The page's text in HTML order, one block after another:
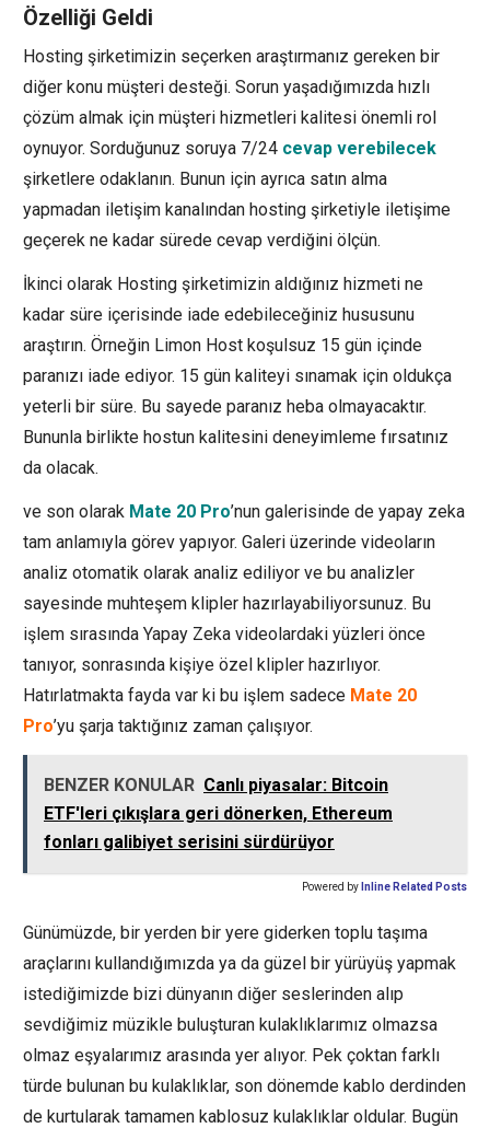
Özelliği Geldi
Hosting şirketimizin seçerken araştırmanız gereken bir
diğer konu müşteri desteği. Sorun yaşadığımızda hızlı
çözüm almak için müşteri hizmetleri kalitesi önemli rol
oynuyor. Sorduğunuz soruya 7/24 cevap verebilecek
şirketlere odaklanın. Bunun için ayrıca satın alma
yapmadan iletişim kanalından hosting şirketiyle iletişime
geçerek ne kadar sürede cevap verdiğini ölçün.
İkinci olarak Hosting şirketimizin aldığınız hizmeti ne
kadar süre içerisinde iade edebileceğiniz hususunu
araştırın. Örneğin Limon Host koşulsuz 15 gün içinde
paranızı iade ediyor. 15 gün kaliteyi sınamak için oldukça
yeterli bir süre. Bu sayede paranız heba olmayacaktır.
Bununla birlikte hostun kalitesini deneyimleme fırsatınız
da olacak.
ve son olarak Mate 20 Pro’nun galerisinde de yapay zeka
tam anlamıyla görev yapıyor. Galeri üzerinde videoların
analiz otomatik olarak analiz ediliyor ve bu analizler
sayesinde muhteşem klipler hazırlayabiliyorsunuz. Bu
işlem sırasında Yapay Zeka videolardaki yüzleri önce
tanıyor, sonrasında kişiye özel klipler hazırlıyor.
Hatırlatmakta fayda var ki bu işlem sadece Mate 20
Pro’yu şarja taktığınız zaman çalışıyor.
BENZER KONULAR Canlı piyasalar: Bitcoin
ETF'leri çıkışlara geri dönerken, Ethereum
fonları galibiyet serisini sürdürüyor
Powered by Inline Related Posts
Günümüzde, bir yerden bir yere giderken toplu taşıma
araçlarını kullandığımızda ya da güzel bir yürüyüş yapmak
istediğimizde bizi dünyanın diğer seslerinden alıp
sevdiğimiz müzikle buluşturan kulaklıklarımız olmazsa
olmaz eşyalarımız arasında yer alıyor. Pek çoktan farklı
türde bulunan bu kulaklıklar, son dönemde kablo derdinden
de kurtularak tamamen kablosuz kulaklıklar oldular. Bugün